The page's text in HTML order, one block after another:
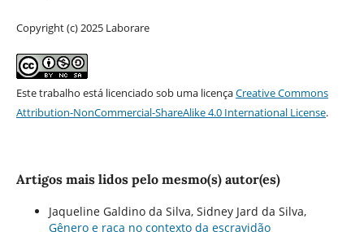
Copyright (c) 2025 Laborare
Este trabalho está licenciado sob uma licençaCreative Commons
Attribution-NonCommercial-ShareAlike 4.0 International License.
Artigos mais lidos pelo mesmo(s) autor(es)
Jaqueline Galdino da Silva, Sidney Jard da Silva,
Gênero e raça no contexto da escravidão